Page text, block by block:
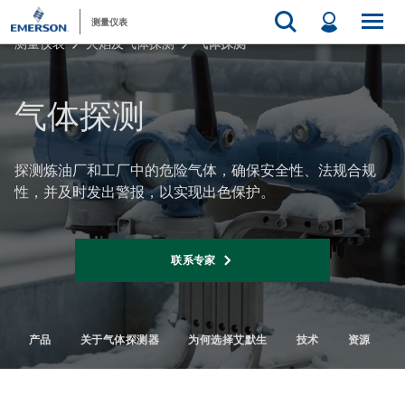
测量仪表
测量仪表 火焰及气体探测 气体探测
气体探测
探测炼油厂和工厂中的危险气体，确保安全性、法规合规
性，并及时发出警报，以实现出色保护。
联系专家
产品 关于气体探测器 为何选择艾默生 技术 资源